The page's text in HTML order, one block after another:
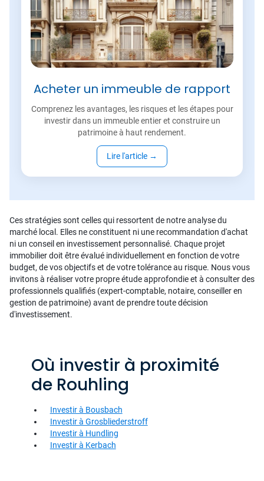
Acheter un immeuble de rapport
Comprenez les avantages, les risques et les étapes pour
investir dans un immeuble entier et construire un
patrimoine à haut rendement.
Lire l'article →
Ces stratégies sont celles qui ressortent de notre analyse du
marché local. Elles ne constituent ni une recommandation d'achat
ni un conseil en investissement personnalisé. Chaque projet
immobilier doit être évalué individuellement en fonction de votre
budget, de vos objectifs et de votre tolérance au risque. Nous vous
invitons à réaliser votre propre étude approfondie et à consulter des
professionnels qualifiés (expert-comptable, notaire, conseiller en
gestion de patrimoine) avant de prendre toute décision
d'investissement.
Où investir à proximité
de Rouhling
Investir à Bousbach
Investir à Grosbliederstroff
Investir à Hundling
Investir à Kerbach